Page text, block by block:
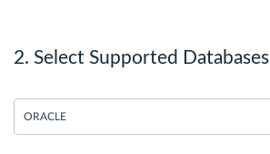
2. Select Supported Databases
ORACLE